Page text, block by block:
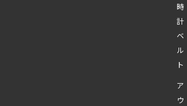
時
計
ベ
ル
ト
ア
ウ